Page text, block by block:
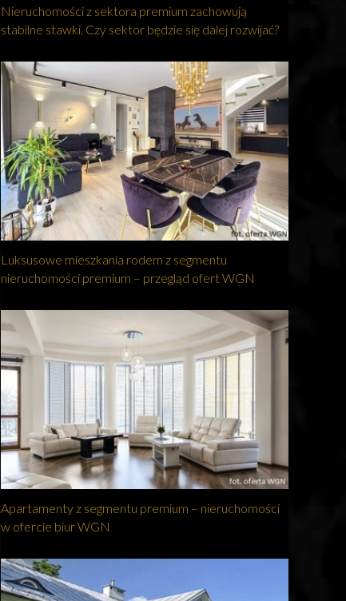
Nieruchomości z sektora premium zachowują
stabilne stawki. Czy sektor będzie się dalej rozwijać?
Luksusowe mieszkania rodem z segmentu
nieruchomości premium – przegląd ofert WGN
Apartamenty z segmentu premium – nieruchomości
w ofercie biur WGN